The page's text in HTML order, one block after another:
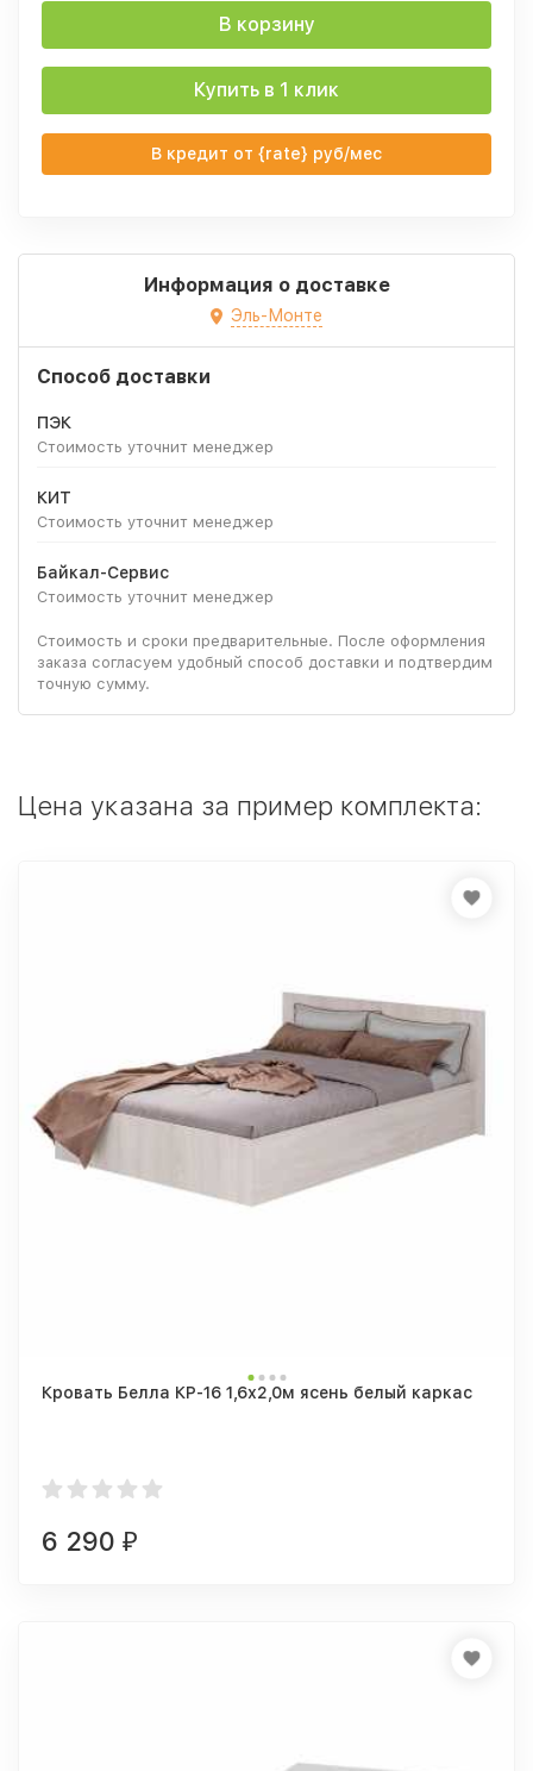
В корзину
Купить в 1 клик
В кредит от {rate} руб/мес
Информация о доставке
Эль-Монте
Способ доставки
ПЭК
Стоимость уточнит менеджер
КИТ
Стоимость уточнит менеджер
Байкал-Сервис
Стоимость уточнит менеджер
Стоимость и сроки предварительные. После оформления
заказа согласуем удобный способ доставки и подтвердим
точную сумму.
Цена указана за пример комплекта:
Кровать Белла КР-16 1,6х2,0м ясень белый каркас
6 290 ₽